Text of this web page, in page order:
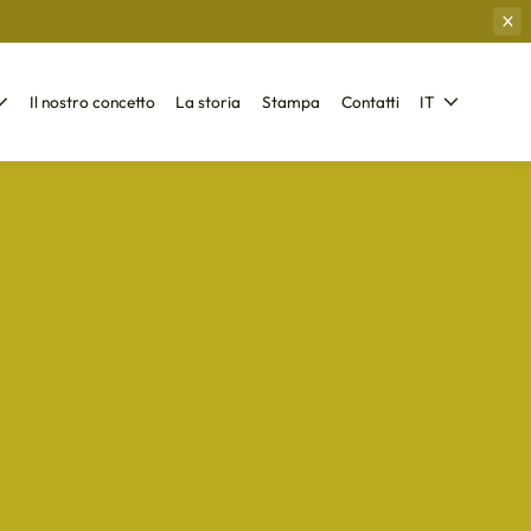
Il nostro concetto La storia Stampa Contatti IT